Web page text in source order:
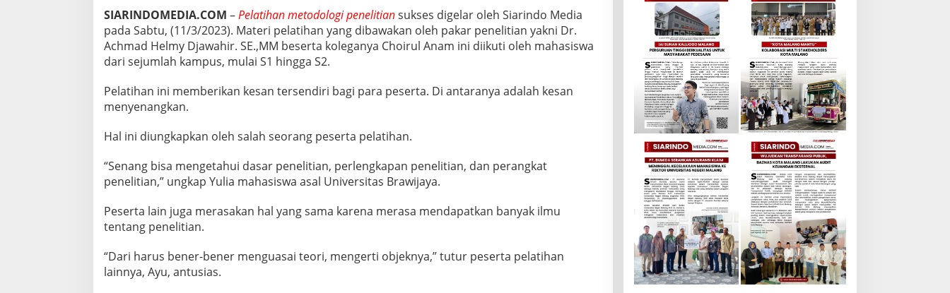
E
G
I
N
I
S
P
E
R
A
SIARINDOMEDIA.COM –Pelatihan metodologi penelitiansukses digelar oleh Siarindo Media
pada Sabtu, (11/3/2023). Materi pelatihan yang dibawakan oleh pakar penelitian yakni Dr.
Achmad Helmy Djawahir. SE.,MM beserta koleganya Choirul Anam ini diikuti oleh mahasiswa
dari sejumlah kampus, mulai S1 hingga S2.
Pelatihan ini memberikan kesan tersendiri bagi para peserta. Di antaranya adalah kesan
menyenangkan.
Hal ini diungkapkan oleh salah seorang peserta pelatihan.
“Senang bisa mengetahui dasar penelitian, perlengkapan penelitian, dan perangkat
penelitian,” ungkap Yulia mahasiswa asal Universitas Brawijaya.
Peserta lain juga merasakan hal yang sama karena merasa mendapatkan banyak ilmu
tentang penelitian.
“Dari harus bener-bener menguasai teori, mengerti objeknya,” tutur peserta pelatihan
lainnya, Ayu, antusias.